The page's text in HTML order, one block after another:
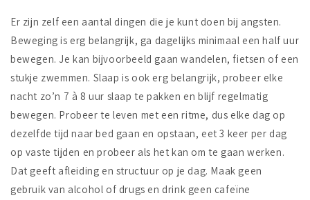
Er zijn zelf een aantal dingen die je kunt doen bij angsten.
Beweging is erg belangrijk, ga dagelijks minimaal een half uur
bewegen. Je kan bijvoorbeeld gaan wandelen, fietsen of een
stukje zwemmen. Slaap is ook erg belangrijk, probeer elke
nacht zo’n 7 à 8 uur slaap te pakken en blijf regelmatig
bewegen. Probeer te leven met een ritme, dus elke dag op
dezelfde tijd naar bed gaan en opstaan, eet 3 keer per dag
op vaste tijden en probeer als het kan om te gaan werken.
Dat geeft afleiding en structuur op je dag. Maak geen
gebruik van alcohol of drugs en drink geen cafeïne